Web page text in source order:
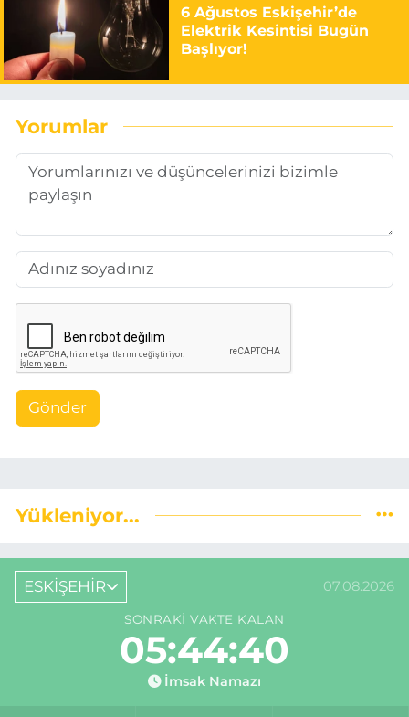
6 Ağustos Eskişehir’de
Elektrik Kesintisi Bugün
Başlıyor!
Yorumlar
Gönder
Yükleniyor...
ESKİŞEHİR 07.08.2026
SONRAKI VAKTE KALAN
05:44:39
İmsak Namazı